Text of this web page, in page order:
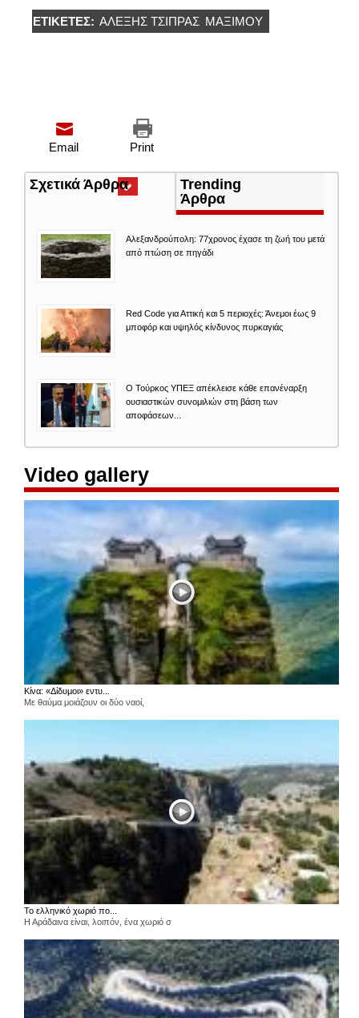
ΕΤΙΚΈΤΕΣ: ΑΛΈΞΗΣ ΤΣΊΠΡΑΣ ΜΑΞΊΜΟΥ
Print
Email
Σχετικά Άρθρα(ενεργή
καρτέλα)
Trending
Άρθρα
Αλεξανδρούπολη: 77χρονος έχασε τη ζωή του μετά
από πτώση σε πηγάδι
Red Code για Αττική και 5 περιοχές: Άνεμοι έως 9
μποφόρ και υψηλός κίνδυνος πυρκαγιάς
Ο Τούρκος ΥΠΕΞ απέκλεισε κάθε επανέναρξη
ουσιαστικών συνομιλιών στη βάση των
αποφάσεων...
Video gallery
Κίνα: «Δίδυμοι» εντυ...
Με θαύμα μοιάζουν οι δύο ναοί,
Το ελληνικό χωριό πο...
Η Αράδαινα είναι, λοιπόν, ένα χωριό σ